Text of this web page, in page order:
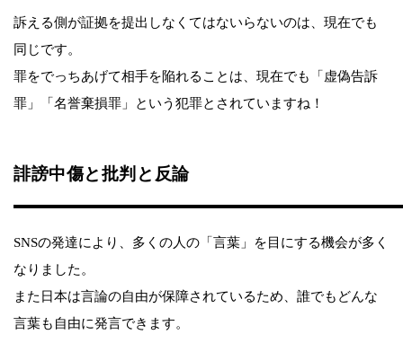
訴える側が証拠を提出しなくてはないらないのは、現在でも
同じです。
罪をでっちあげて相手を陥れることは、現在でも「虚偽告訴
罪」「名誉棄損罪」という犯罪とされていますね！
誹謗中傷と批判と反論
SNSの発達により、多くの人の「言葉」を目にする機会が多く
なりました。
また日本は言論の自由が保障されているため、誰でもどんな
言葉も自由に発言できます。